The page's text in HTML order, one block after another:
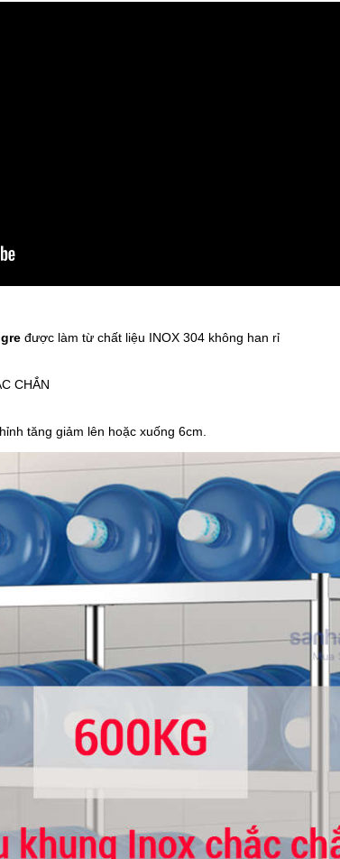
được làm từ chất liệu INOX 304 không han rỉ
CHẮN
tăng giảm lên hoặc xuống 6cm.